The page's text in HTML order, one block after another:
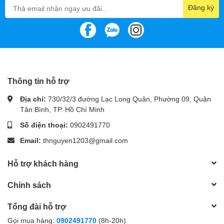
Đăng ký
Thông tin hỗ trợ
Địa chỉ: 730/32/3 đường Lạc Long Quân, Phường 09, Quận
Tân Bình, TP. Hồ Chí Minh
Số điện thoại: 0902491770
Email: thnguyen1203@gmail.com
Hỗ trợ khách hàng
Chính sách
Tổng đài hỗ trợ
Gọi mua hàng: 0902491770 (8h-20h)